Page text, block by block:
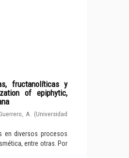
fructanolíticas y
of epiphytic,
A. (Universidad
en diversos procesos
entre otras. Por